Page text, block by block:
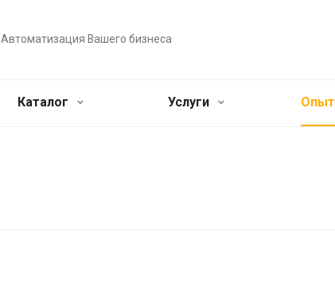
Автоматизация Вашего бизнеса
Каталог Услуги Опыт